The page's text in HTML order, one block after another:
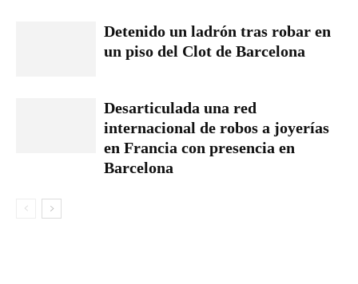
Detenido un ladrón tras robar en
un piso del Clot de Barcelona
Desarticulada una red
internacional de robos a joyerías
en Francia con presencia en
Barcelona